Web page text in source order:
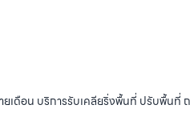
ยเดือน บริการรับเคลียริ่งพื้นที่ ปรับพื้นที่